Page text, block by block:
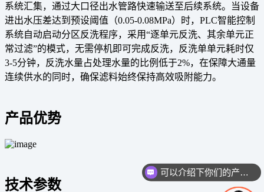
系统汇集，通过大口径出水管路快速输送至后续系统。当设备
进出水压差达到预设阈值（0.05-0.08MPa）时，PLC智能控制
系统自动启动分区反洗程序，采用“逐单元反洗、其余单元正
常过滤”的模式，无需停机即可完成反洗，反洗单单元耗时仅
3-5分钟，反洗水量占处理水量的比例低于2%，在保障大通量
连续供水的同时，确保滤料始终保持高效吸附能力。
产品优势
技术参数
可以介绍下你们的产品么